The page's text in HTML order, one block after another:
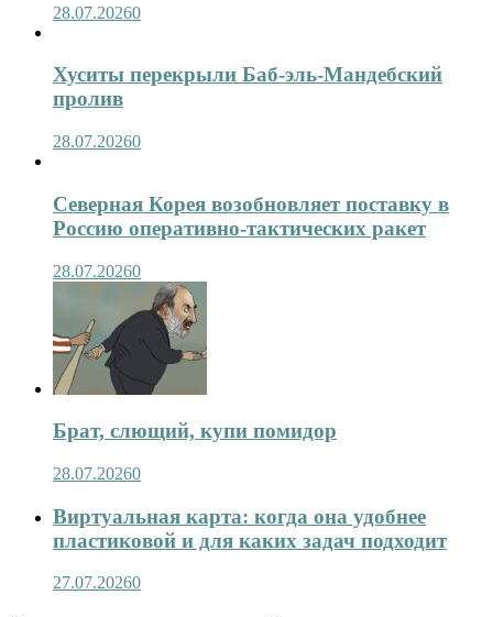
28.07.20260
Хуситы перекрыли Баб-эль-Мандебский
пролив
28.07.20260
Северная Корея возобновляет поставку в
Россию оперативно-тактических ракет
28.07.20260
Брат, слющий, купи помидор
28.07.20260
Виртуальная карта: когда она удобнее
пластиковой и для каких задач подходит
27.07.20260